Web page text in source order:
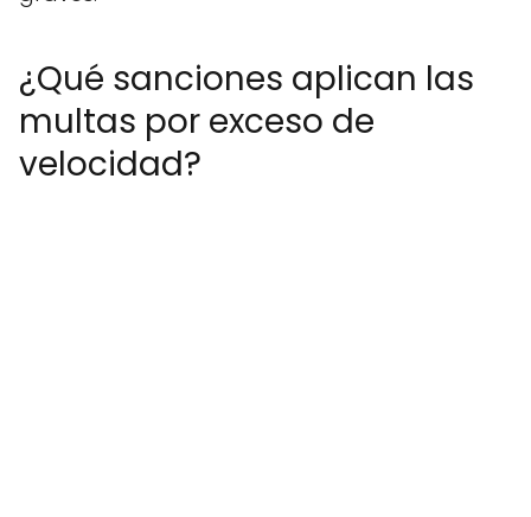
¿Qué sanciones aplican las
multas por exceso de
velocidad?